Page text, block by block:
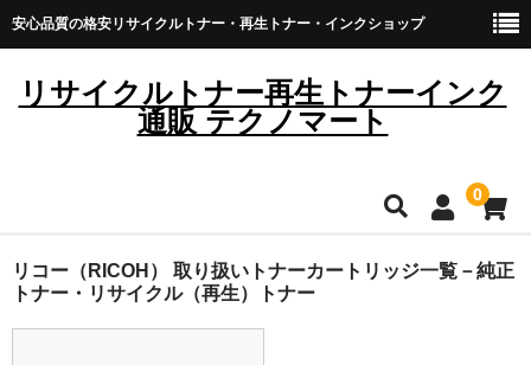
安心品質の格安リサイクルトナー・再生トナー・インクショップ
リサイクルトナー再生トナーインク
通販 テクノマート
0
HOME
リコー（RICOH） 取り扱いトナーカートリッジ一覧－純正
トナー・リサイクル（再生）トナー